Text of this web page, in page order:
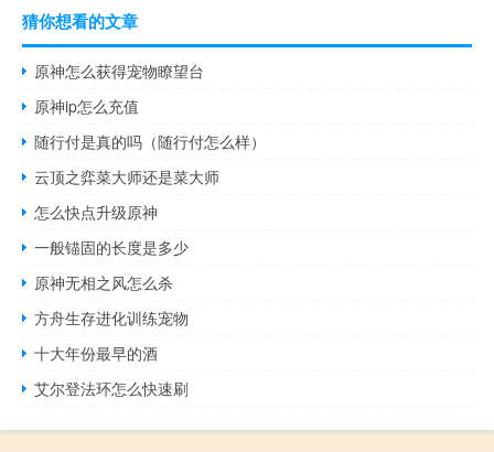
猜你想看的文章
原神怎么获得宠物瞭望台
原神ip怎么充值
随行付是真的吗（随行付怎么样）
云顶之弈菜大师还是菜大师
怎么快点升级原神
一般锚固的长度是多少
原神无相之风怎么杀
方舟生存进化训练宠物
十大年份最早的酒
艾尔登法环怎么快速刷